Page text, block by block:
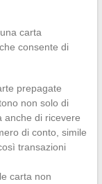
carta
consente di
prepagate
non solo di
anche di ricevere
di conto, simile
transazioni
carta non